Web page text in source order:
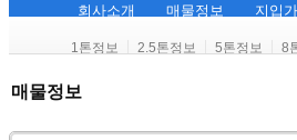
회사소개 매물정보 지입
1톤정보 2.5톤정보 5톤정보 8
매물정보